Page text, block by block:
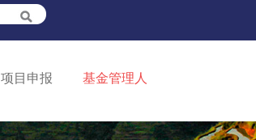
项目申报 基金管理人